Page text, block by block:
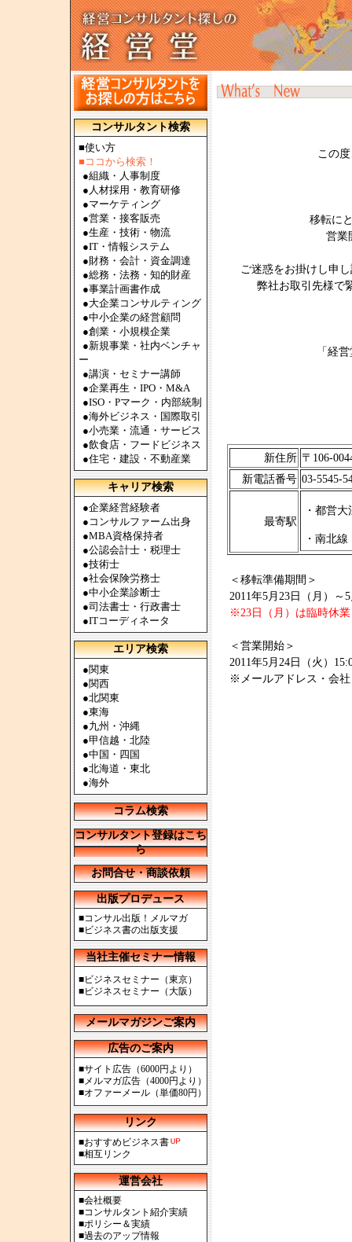
コンサルタント検索
■使い方
■ココから検索！
●組織・人事制度
● 人材採用・教育研修
●マーケティング
●営業・接客販売
●生産・技術・物流
●IT・情報システム
●財務・会計・資金調達
●総務・法務・知的財産
●事業計画書作成
●大企業コンサルティング
●中小企業の経営顧問
●創業・小規模企業
●新規事業・社内ベンチャ
ー
●講演・セミナー講師
●企業再生・IPO・M&A
●ISO・Pマーク・内部統制
●海外ビジネス・国際取引
●小売業・流通・サービス
●飲食店・フードビジネス
●住宅・建設・不動産業
キャリア検索
●企業経営経験者
● コンサルファーム出身
●MBA資格保持者
●公認会計士・税理士
●技術士
●社会保険労務士
●中小企業診断士
●司法書士・行政書士
●ITコーディネータ
エリア検索
●関東
●関西
●北関東
●東海
●九州・沖縄
●甲信越・北陸
●中国・四国
●北海道・東北
●海外
コラム検索
コンサルタント登録はこち
ら
お問合せ・商談依頼
出版プロデュース
■コンサル出版！メルマガ
■ビジネス書の出版支援
当社主催セミナー情報
■ビジネスセミナー（東京）
■ビジネスセミナー（大阪）
メールマガジンご案内
広告のご案内
■サイト広告（6000円より）
■メルマガ広告（4000円より）
■オファーメール（単価80円）
リンク
■おすすめビジネス書
■相互リンク
運営会社
■会社概要
■コンサルタント紹介実績
■ポリシー＆実績
■過去のアップ情報
この
移転に
営業
ご迷惑をお掛けし申
弊社お取引先様で
「経
新住所 〒106-
新電話番号 03-5545-
最寄駅
・都営
・南北
＜移転準備期間＞
2011年5月23日（月）～
※23日（月）は臨時休
＜営業開始＞
2011年5月24日（火）
※メールアドレス・会